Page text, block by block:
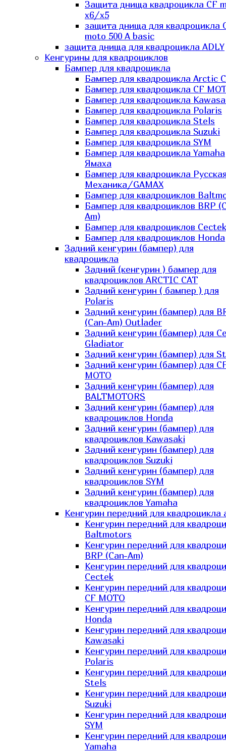
Защита днища квадроцикла СF
x6/x5
защита днища для квадроцикла
moto 500 A basic
защита днища для квадроцикла ADLY
Кенгурины для квадроциклов
Бампер для квадроцикла
Бампер для квадроцикла Arctic
Бампер для квадроцикла CF
Бампер для квадроцикла
Бампер для квадроцикла Polaris
Бампер для квадроцикла Stels
Бампер для квадроцикла Suzuki
Бампер для квадроцикла SYM
Бампер для квадроцикла Yamaha
Ямаха
Бампер для квадроцикла
Механика/GAMAX
Бампер для квадроциклов
Бампер для квадроциклов BRP
Am)
Бампер для квадроциклов Cectek
Бампер для квадроциклов Honda
Задний кенгурин (бампер) для
квадроцикла
Задний (кенгурин ) бампер для
квадроциклов ARCTIC CAT
Задний кенгурин ( бампер ) для
Polaris
Задний кенгурин (бампер) для
(Can-Am) Outlader
Задний кенгурин (бампер) для
Gladiator
Задний кенгурин (бампер) для
Задний кенгурин (бампер) для
MOTO
Задний кенгурин (бампер) для
BALTMOTORS
Задний кенгурин (бампер) для
квадроциклов Honda
Задний кенгурин (бампер) для
квадроциклов Kawasaki
Задний кенгурин (бампер) для
квадроциклов Suzuki
Задний кенгурин (бампер) для
квадроциклов SYM
Задний кенгурин (бампер) для
квадроциклов Yamaha
Кенгурин передний для квадроцикла
Кенгурин передний для
Baltmotors
Кенгурин передний для
BRP (Can-Am)
Кенгурин передний для
Cectek
Кенгурин передний для
CF MOTO
Кенгурин передний для
Honda
Кенгурин передний для
Kawasaki
Кенгурин передний для
Polaris
Кенгурин передний для
Stels
Кенгурин передний для
Suzuki
Кенгурин передний для
SYM
Кенгурин передний для
Yamaha